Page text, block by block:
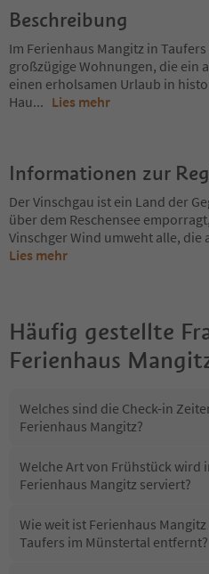
Beschreibung
Im Ferienhaus Mangitz in
großzügige Wohnungen, die ein
einen erholsamen Urlaub in
Hau... Lies mehr
Informationen zur
Der Vinschgau ist ein Land der
über dem Reschensee
Vinschger Wind umweht alle, die
Lies mehr
Häufig gestellte
Ferienhaus
Welches sind die Check-in
Ferienhaus Mangitz?
Welche Art von Frühstück wird
Ferienhaus Mangitz serviert?
Wie weit ist Ferienhaus
Taufers im Münstertal entfernt?